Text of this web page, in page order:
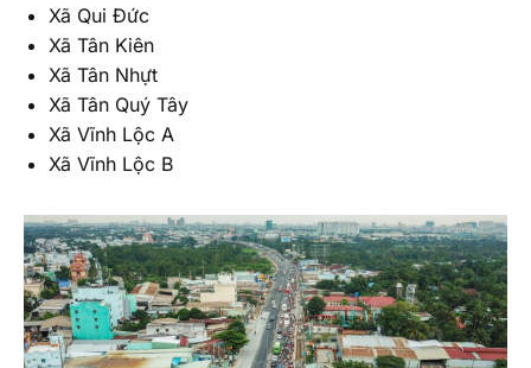
Xã Qui Đức
Xã Tân Kiên
Xã Tân Nhựt
Xã Tân Quý Tây
Xã Vĩnh Lộc A
Xã Vĩnh Lộc B